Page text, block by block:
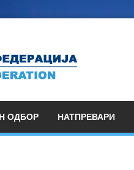
ОДБОР НАТПРЕВАРИ